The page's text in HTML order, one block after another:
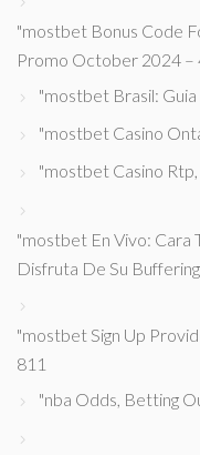
"mostbet Bonus Code
Promo October 2024 –
"mostbet Brasil:
"mostbet Casino
"mostbet Casino
"mostbet En Vivo:
Disfruta De Su
"mostbet Sign Up
811
"nba Odds, Betting